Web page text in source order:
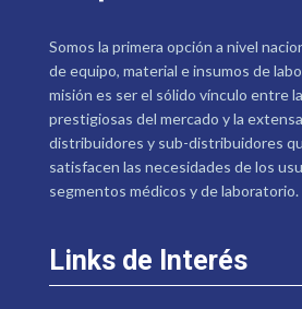
Somos la primera opción a nivel
de equipo, material e insumos de
misión es ser el sólido vínculo entre
prestigiosas del mercado y la
distribuidores y sub-distribuidores
satisfacen las necesidades de los
segmentos médicos y de laboratorio.
Links de Interés